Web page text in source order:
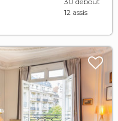
12 assis